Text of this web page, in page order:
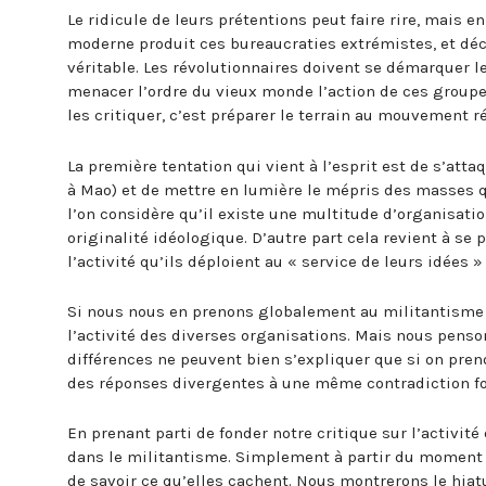
Le ridicule de leurs prétentions peut faire rire, mais
moderne produit ces bureaucraties extrémistes, et
véritable. Les révolutionnaires doivent se
menacer l’ordre du vieux monde l’action de ces
les critiquer, c’est préparer le terrain au mouvement
La première tentation qui vient à l’esprit est de
à Mao) et de mettre en lumière le mépris des
l’on considère qu’il existe une multitude
originalité idéologique. D’autre part cela revient à se
l’activité qu’ils déploient au « service de leurs idées »
Si nous nous en prenons globalement au
l’activité des diverses organisations. Mais nous
différences ne peuvent bien s’expliquer que si on
des réponses divergentes à une même contradiction
En prenant parti de fonder notre critique sur
dans le militantisme. Simplement à partir du
de savoir ce qu’elles cachent. Nous montrerons le